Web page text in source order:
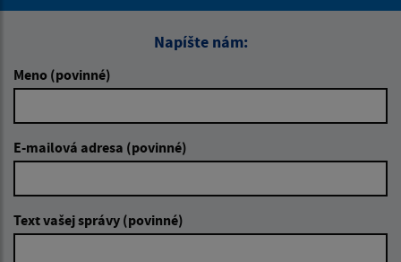
Napíšte nám:
Meno (povinné)
E-mailová adresa (povinné)
Text vašej správy (povinné)